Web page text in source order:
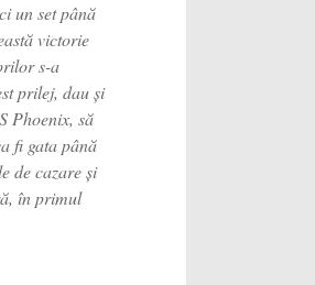
un set până
victorie
s-a
prilej, dau şi
Phoenix, să
fi gata până
de cazare şi
în primul